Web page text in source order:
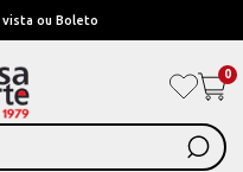
ou ate 12x com juros
0